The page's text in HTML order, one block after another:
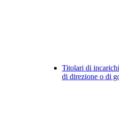
Titolari di
di direzione o di